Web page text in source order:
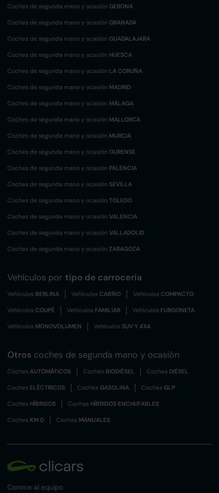
Coches de segunda mano y ocasión GERONA
Coches de segunda mano y ocasión GRANADA
Coches de segunda mano y ocasión GUADALAJARA
Coches de segunda mano y ocasión HUESCA
Coches de segunda mano y ocasión LA CORUÑA
Coches de segunda mano y ocasión MADRID
Coches de segunda mano y ocasión MÁLAGA
Coches de segunda mano y ocasión MALLORCA
Coches de segunda mano y ocasión MURCIA
Coches de segunda mano y ocasión OURENSE
Coches de segunda mano y ocasión PALENCIA
Coches de segunda mano y ocasión SEVILLA
Coches de segunda mano y ocasión TOLEDO
Coches de segunda mano y ocasión VALENCIA
Coches de segunda mano y ocasión VALLADOLID
Coches de segunda mano y ocasión ZARAGOZA
Vehículos por tipo de carrocería
Vehículos BERLINA VehículosCABRIO VehículosCOMPACTO
VehículosCOUPÉ Vehículos FAMILIAR Vehículos FURGONETA
Vehículos MONOVOLUMEN Vehículos SUV Y 4X4
Otros coches de segunda mano y ocasión
CochesAUTOMÁTICOS Coches BIODIÉSEL Coches DIÉSEL
Coches ELÉCTRICOS CochesGASOLINA CochesGLP
Coches HÍBRIDOS Coches HÍBRIDOS ENCHUFABLES
Coches KM 0 Coches MANUALES
Conoce al equipo